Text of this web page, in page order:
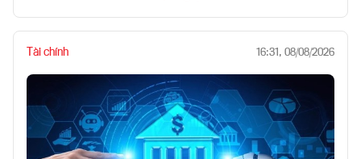
Tài chính 16:31, 08/08/2026